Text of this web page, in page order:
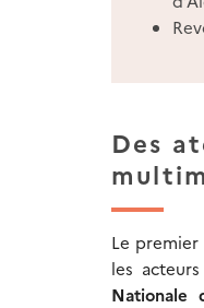
Des
Le
les
Nationale